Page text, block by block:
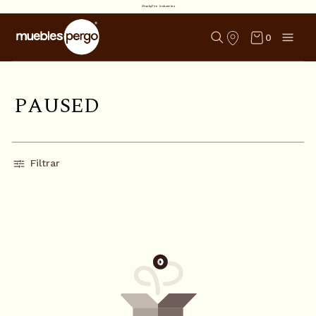
SharkyFire Industries
0
PAUSED
Filtrar